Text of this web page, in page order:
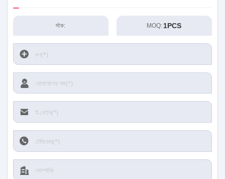
স্টক: MOQ: 1PCS